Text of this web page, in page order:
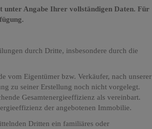
unter Angabe Ihrer vollständigen Daten. Für
durch Dritte, insbesondere durch die
vom Eigentümer bzw. Verkäufer, nach unserer
zu seiner Erstellung noch nicht vorgelegt.
Gesamtenergieeffizienz als vereinbart.
der angebotenen Immobilie.
Dritten ein familiäres oder